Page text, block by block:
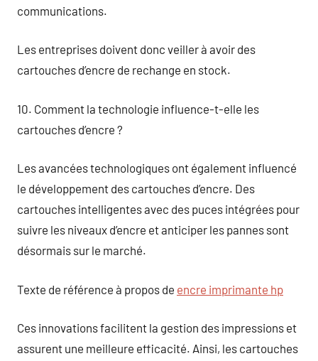
communications.
Les entreprises doivent donc veiller à avoir des
cartouches d’encre de rechange en stock.
10. Comment la technologie influence-t-elle les
cartouches d’encre ?
Les avancées technologiques ont également influencé
le développement des cartouches d’encre. Des
cartouches intelligentes avec des puces intégrées pour
suivre les niveaux d’encre et anticiper les pannes sont
désormais sur le marché.
Texte de référence à propos de encre imprimante hp
Ces innovations facilitent la gestion des impressions et
assurent une meilleure efficacité. Ainsi, les cartouches